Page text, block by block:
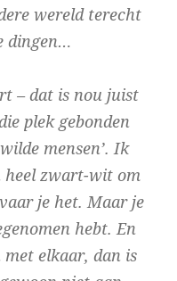
wereld terecht
dingen…
– dat is nou juist
plek gebonden
mensen’. Ik
heel zwart-wit om
je het. Maar je
hebt. En
elkaar, dan is